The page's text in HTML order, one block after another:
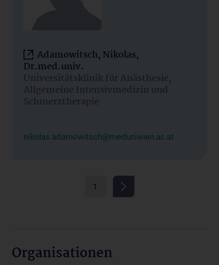
Adamowitsch, Nikolas,
Dr.med.univ.
Universitätsklinik für Anästhesie,
Allgemeine Intensivmedizin und
Schmerztherapie
nikolas.adamowitsch@meduniwien.ac.at
1
Organisationen